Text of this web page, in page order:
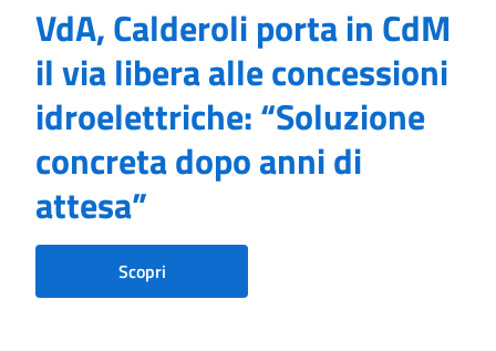
VdA, Calderoli porta in CdM
il via libera alle concessioni
idroelettriche: “Soluzione
concreta dopo anni di
attesa”
Scopri